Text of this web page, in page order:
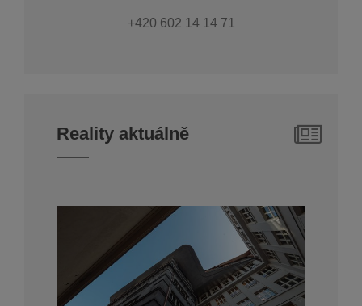
+420 602 14 14 71
Reality aktuálně